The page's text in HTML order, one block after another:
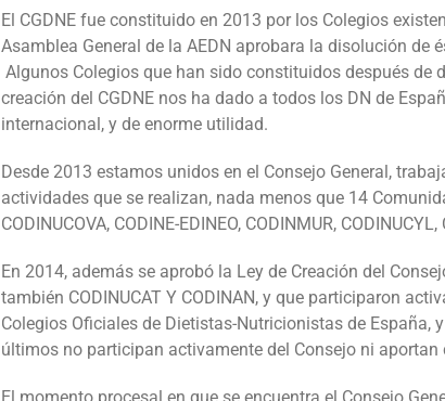
El CGDNE fue constituido en 2013 por los Colegios
Asamblea General de la AEDN aprobara la disolución de
Algunos Colegios que han sido constituidos después de
creación del CGDNE nos ha dado a todos los DN de
internacional, y de enorme utilidad.
Desde 2013 estamos unidos en el Consejo General,
actividades que se realizan, nada menos que 14
CODINUCOVA, CODINE-EDINEO, CODINMUR,
En 2014, además se aprobó la Ley de Creación del
también CODINUCAT Y CODINAN, y que participaron
Colegios Oficiales de Dietistas-Nutricionistas de España,
últimos no participan activamente del Consejo ni aportan